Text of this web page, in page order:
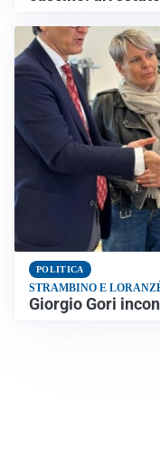
POLITICA
STRAMBINO E
Giorgio Gori